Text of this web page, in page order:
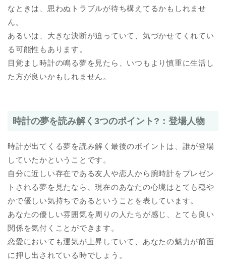
なときは、思わぬトラブルが待ち構えてるかもしれませ
ん。
あるいは、大きな決断が迫っていて、気づかせてくれてい
る可能性もあります。
目覚まし時計の鳴る夢を見たら、いつもより慎重に生活し
た方が良いかもしれません。
時計の夢を読み解く3つのポイント?：登場人物
時計が出てくる夢を読み解く最後のポイントは、誰が登場
していたかということです。
自分に近しい存在である友人や恋人から腕時計をプレゼン
トされる夢を見たなら、現在のあなたの心境はとても穏や
かで優しい気持ちであるということを表しています。
あなたの優しい雰囲気を周りの人たちが感じ、とても良い
関係を気付くことができます。
恋愛においても運気が上昇していて、あなたの魅力が前面
に押し出されている時でしょう。